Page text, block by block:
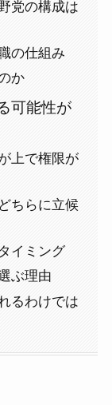
党の構成は
の仕組み
か
可能性が
上で権限が
ちらに立候
イミング
ぶ理由
るわけでは